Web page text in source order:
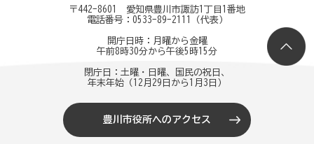
〒442-8601 愛知県豊川市諏訪1丁目1番地
電話番号： 0533-89-2111 （代表）
開庁日時：月曜から金曜
午前8時30分から午後5時15分
閉庁日：土曜・日曜、国民の祝日、
年末年始（12月29日から1月3日）
豊川市役所へのアクセス